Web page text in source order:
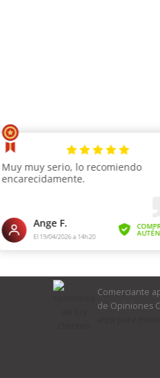
Comerciante
de Opiniones